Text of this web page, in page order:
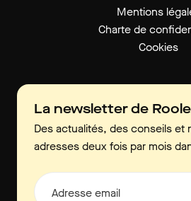
Mentions
Charte de
Cookies
La newsletter de
Des actualités, des conseils et
adresses deux fois par mois
Adresse email